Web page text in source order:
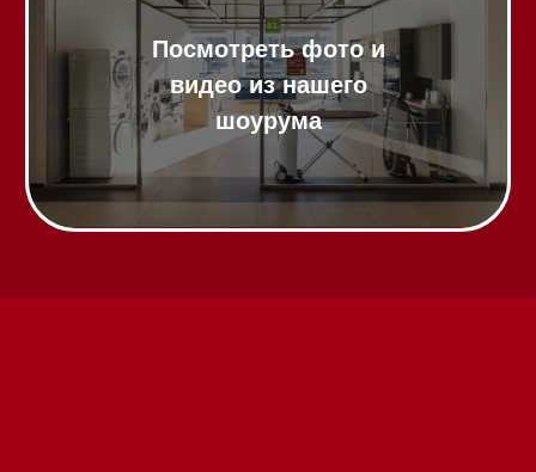
Посмотреть фото и
видео из нашего
шоурума